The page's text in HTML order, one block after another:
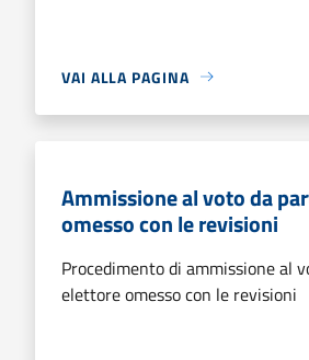
VAI ALLA PAGINA
Ammissione al voto da
omesso con le revisioni
Procedimento di ammissione al
elettore omesso con le revisioni